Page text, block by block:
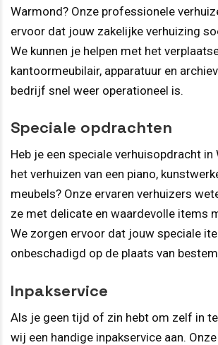
Warmond? Onze professionele
ervoor dat jouw zakelijke verhuizing
We kunnen je helpen met het
kantoormeubilair, apparatuur en
bedrijf snel weer operationeel is.
Speciale opdrachten
Heb je een speciale verhuisopdracht in
het verhuizen van een piano,
meubels? Onze ervaren verhuizers
ze met delicate en waardevolle items
We zorgen ervoor dat jouw speciale
onbeschadigd op de plaats van
Inpakservice
Als je geen tijd of zin hebt om zelf in te
wij een handige inpakservice aan.